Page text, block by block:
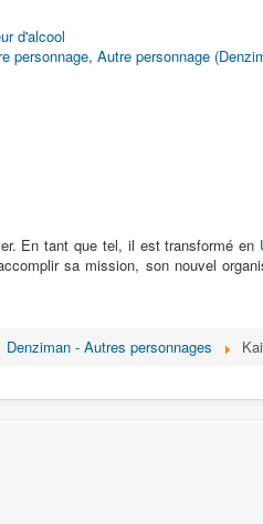
d'alcool
personnage, Autre personnage
En tant que tel, il est transformé en
sa mission, son nouvel
Denziman - Autres personnages